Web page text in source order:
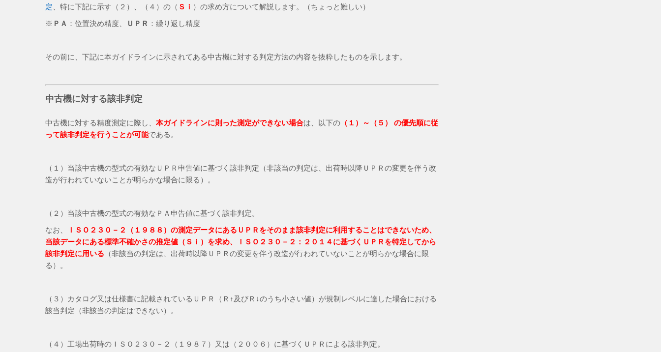
定 、特に下記に示す（２）、（４）の（ Ｓｉ ）の求め方について解説します。（ちょっと難しい）
※ ＰＡ ：位置決め精度、 ＵＰＲ ：繰り返し精度
その前に、下記に本ガイドラインに示されてある中古機に対する判定方法の内容を抜粋したものを示します。
中古機に対する該非判定
中古機に対する精度測定に際し、 本ガイドラインに則った測定ができない場合は、以下の （１）～（５）
の優先順に従
って該非判定を行うことが可能である。
（１）当該中古機の型式の有効なＵＰＲ申告値に基づく該非判定（非該当の判定は、出荷時以降ＵＰＲの変更を伴う改
造が行われていないことが明らかな場合に限る）。
（２）当該中古機の型式の有効なＰＡ申告値に基づく該非判定。
なお、
ＩＳＯ２３０－２（１９８８） の測定データにあるＵＰＲをそのまま該非判定に利用することはできないため、
当該データにある標準不確かさの推定値（Ｓｉ）を求め、ＩＳＯ２３０－２：２０１４に基づくＵＰＲを特定してから
該非判定に用いる （非該当の判定は、出荷時以降ＵＰＲの変更を伴う改造が行われていないことが明らかな場合に限
る）。
（３）カタログ又は仕様書に記載されているＵＰＲ（Ｒ↑及びＲ↓のうち小さい値）が規制レベルに達した場合における
該当判定（非該当の判定はできない）。
（４）工場出荷時のＩＳＯ２３０－２（１９８７）又は（２００６）に基づくＵＰＲによる該非判定。